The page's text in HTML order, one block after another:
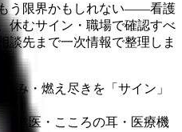
う限界かもしれない――看護
休むサイン・職場で確認すべ
談先まで一次情報で整理しま
み・燃え尽きを「サイン」
業医・こころの耳・医療機